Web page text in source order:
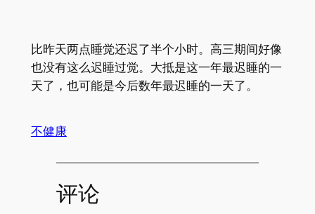
比昨天两点睡觉还迟了半个小时。高三期间好像
也没有这么迟睡过觉。大抵是这一年最迟睡的一
天了，也可能是今后数年最迟睡的一天了。
不健康
评论